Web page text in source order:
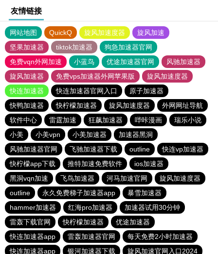
友情链接
网站地图 QuickQ 旋风加速度器
旋风加速
坚果加速器
tiktok加速器
狗急加速器官网
免费vqn外网加速
小蓝鸟 优途加速器官网
风驰加速器
旋风加速器
免费vps加速器外网苹果版
旋风加速度器
快连加速器
快连加速器官网入口
原子加速器
快鸭加速器
快柠檬加速器 旋风加速度器
外网网址导航
软件中心
雷霆加速 狂飙加速器 哔咔漫画
瑞乐小说
小美
小美vpn 小美加速器
加速器黑洞
风驰加速器官网
飞驰加速器下载 outline
快连vp加速器
快柠檬app下载
推特加速免费软件
ios加速器
黑洞vqn加速
飞鸟加速器 河马加速官网
旋风加速度器
outline
永久免费梯子加速器app
暴雪加速器
hammer加速器
红海pro加速器
加速器试用30分钟
雷轰下载官网
快柠檬加速器
优途加速器
快连加速器app
雷轰加速器官网
每天免费2小时加速器
快连加速器app
银河加速器下载 旋风加速官网入口2024